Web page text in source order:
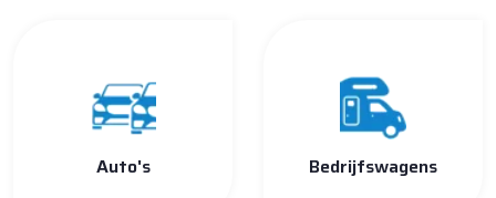
Auto's Bedrijfswagens